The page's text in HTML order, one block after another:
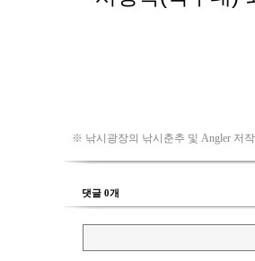
※ 낚시광장의 낚시춘추 및 Angler 저
댓글 0개